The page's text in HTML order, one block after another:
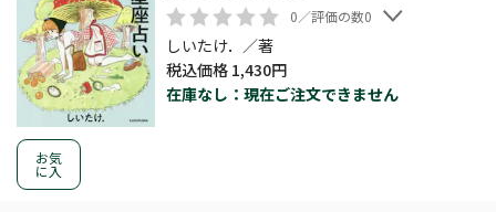
お気
に入
0／評価の数0
しいたけ．／著
税込価格 1,430円
在庫なし：現在ご注文できません